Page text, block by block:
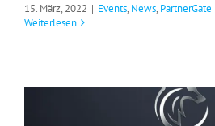
15. März, 2022 | Events, News, PartnerGate
WeiterlesenPartnerGate offizieller
Golfsrudel